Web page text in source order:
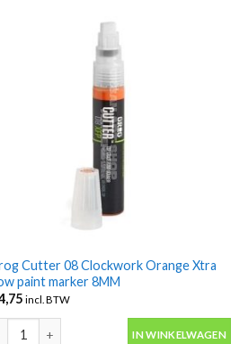
Cutter 08 Clockwork Orange Xtra
paint marker 8MM
incl. BTW
IN WINKELWAGEN